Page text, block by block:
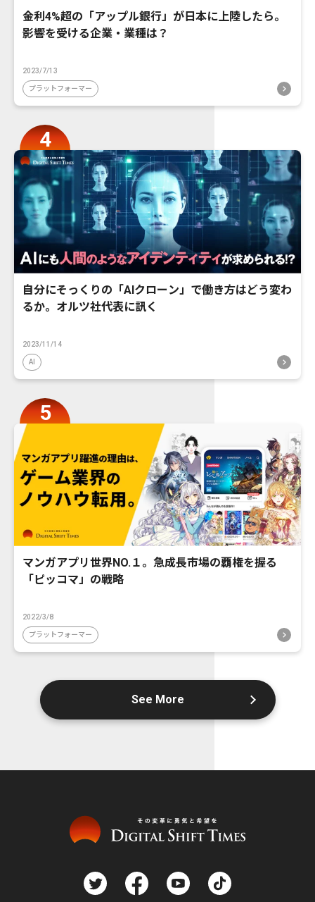
金利4%超の「アップル銀行」が日本に上陸したら。
影響を受ける企業・業種は？
2023/7/13
プラットフォーマー
自分にそっくりの「AIクローン」で働き方はどう変わ
るか。オルツ社代表に訊く
2023/11/14
AI
マンガアプリ世界NO.１。急成長市場の覇権を握る
「ピッコマ」の戦略
2022/3/8
プラットフォーマー
See More